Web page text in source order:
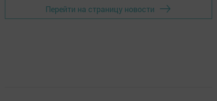
Перейти на страницу новости